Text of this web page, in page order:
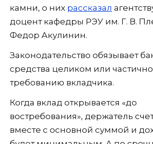
камни, о них рассказал
доцент кафедры РЭУ им. Г. В.
Федор Акулинин.
Законодательство обязывает
средства целиком или
требованию вкладчика.
Когда вклад открывается «до
востребования», держатель
вместе с основной суммой и